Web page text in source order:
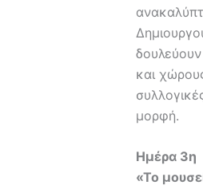
και
μορφή.
Ημέρα 3η
«Το